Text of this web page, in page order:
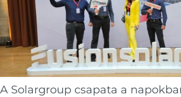
A Solargroup csapata a